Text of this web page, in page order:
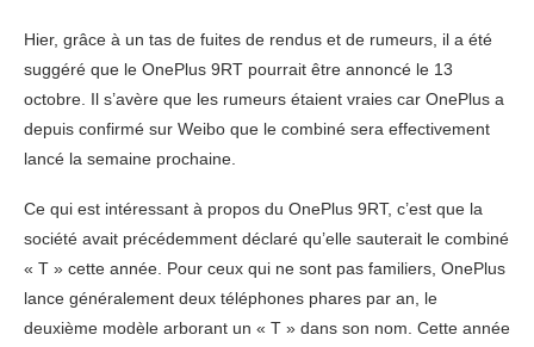
Hier, grâce à un tas de fuites de rendus et de rumeurs, il a été
suggéré que le OnePlus 9RT pourrait être annoncé le 13
octobre. Il s’avère que les rumeurs étaient vraies car OnePlus a
depuis confirmé sur Weibo que le combiné sera effectivement
lancé la semaine prochaine.
Ce qui est intéressant à propos du OnePlus 9RT, c’est que la
société avait précédemment déclaré qu’elle sauterait le combiné
« T » cette année. Pour ceux qui ne sont pas familiers, OnePlus
lance généralement deux téléphones phares par an, le
deuxième modèle arborant un « T » dans son nom. Cette année